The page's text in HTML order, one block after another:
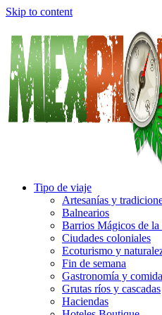
Skip to content
Tipo de viaje
Artesanías y
Balnearios
Barrios Mágicos de
Ciudades coloniales
Ecoturismo y
Fin de semana
Gastronomía y comida
Grutas ríos y cascadas
Haciendas